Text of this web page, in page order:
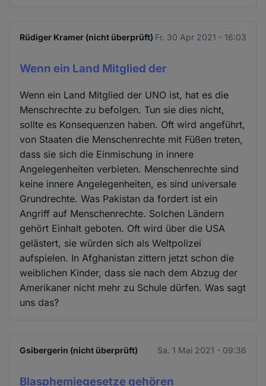
Rüdiger Kramer (nicht überprüft) Fr. 30 Apr 2021 - 16:03
Wenn ein Land Mitglied der
Wenn ein Land Mitglied der UNO ist, hat es die
Menschrechte zu befolgen. Tun sie dies nicht,
sollte es Konsequenzen haben. Oft wird angeführt,
von Staaten die Menschenrechte mit Füßen treten,
dass sie sich die Einmischung in innere
Angelegenheiten verbieten. Menschenrechte sind
keine innere Angelegenheiten, es sind universale
Grundrechte. Was Pakistan da fordert ist ein
Angriff auf Menschenrechte. Solchen Ländern
gehört Einhalt geboten. Oft wird über die USA
gelästert, sie würden sich als Weltpolizei
aufspielen. In Afghanistan zittern jetzt schon die
weiblichen Kinder, dass sie nach dem Abzug der
Amerikaner nicht mehr zu Schule dürfen. Was sagt
uns das?
Gsibergerin (nicht überprüft) Sa. 1 Mai 2021 - 09:36
Blasphemiegesetze gehören